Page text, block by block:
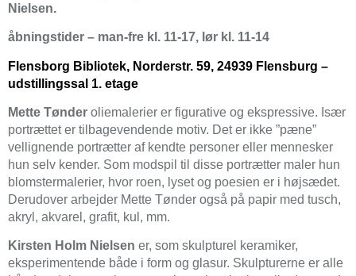
Nielsen.
åbningstider – man-fre kl. 11-17, lør kl. 11-14
Flensborg Bibliotek, Norderstr. 59, 24939 Flensburg –
udstillingssal 1. etage
Mette Tønder oliemalerier er figurative og ekspressive. Især
portrættet er tilbagevendende motiv. Det er ikke ”pæne”
vellignende portrætter af kendte personer eller mennesker
hun selv kender. Som modspil til disse portrætter maler hun
blomstermalerier, hvor roen, lyset og poesien er i højsædet.
Derudover arbejder Mette Tønder også på papir med tusch,
akryl, akvarel, grafit, kul, mm.
Kirsten Holm Nielsen er, som skulpturel keramiker,
eksperimentende både i form og glasur. Skulpturerne er alle